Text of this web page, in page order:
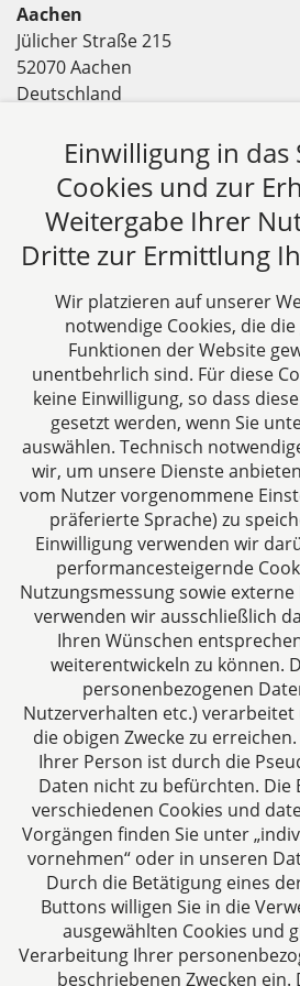
einvernehmliche Lösung zu finden
Kosten zu sparen.
Aachen
Jülicher Straße 215
52070 Aachen
Deutschland
Fax: +49 241 94621-111
E-Mail:
kanzlei@dhk-law.com
Über uns
DH&K ist Ihre erfahrene
Aachen. Wir denken
verstehen uns als Full-Service-
und Steuerberatung auf
persönlichen Beratungs- und
sind die Zielsetzungen unserer
Folgen Sie uns auf
Das europäische Kanzlei-
Impressum
Datenschutzerklärung
Einwilligung in das
Cookies und zur
Weitergabe Ihrer
Dritte zur Ermittlung
Wir platzieren auf unserer
notwendige Cookies, die
Funktionen der Website
unentbehrlich sind. Für diese
keine Einwilligung, so dass
gesetzt werden, wenn Sie
auswählen. Technisch
wir, um unsere Dienste
vom Nutzer vorgenommene
präferierte Sprache) zu
Einwilligung verwenden wir
performancesteigernde
Nutzungsmessung sowie externe
verwenden wir ausschließlich
Ihren Wünschen
weiterentwickeln zu können.
personenbezogenen
Nutzerverhalten etc.)
die obigen Zwecke zu
Ihrer Person ist durch die
Daten nicht zu befürchten. Die
verschiedenen Cookies und
Vorgängen finden Sie unter
vornehmen“ oder in unseren
Durch die Betätigung eines
Buttons willigen Sie in die
ausgewählten Cookies und
Verarbeitung Ihrer
beschriebenen Zwecken